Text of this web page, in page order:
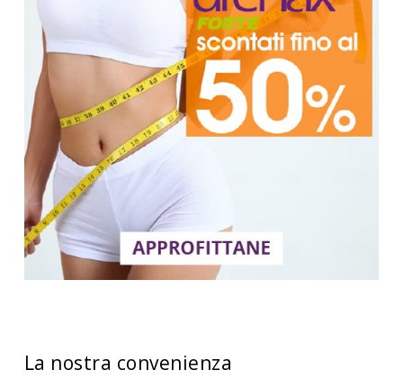
La nostra convenienza